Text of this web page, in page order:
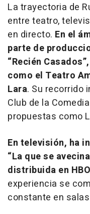
La trayectoria de
entre teatro,
en directo. En el
parte de
“Recién
como el Teatro
Lara. Su recorrido
Club de la
propuestas como
En televisión, ha
“La que se
distribuida en
experiencia se
constante en